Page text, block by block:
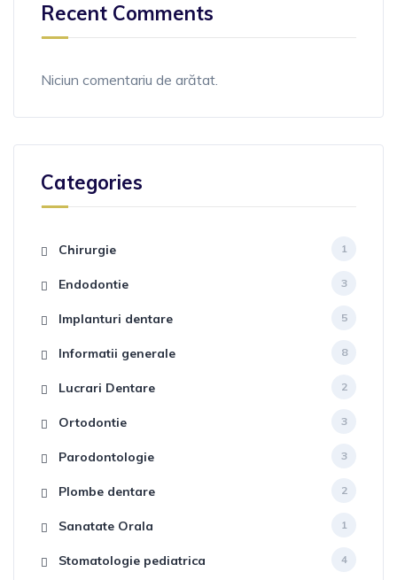
Recent Comments
Niciun comentariu de arătat.
Categories
Chirurgie 1
Endodontie 3
Implanturi dentare 5
Informatii generale 8
Lucrari Dentare 2
Ortodontie 3
Parodontologie 3
Plombe dentare 2
Sanatate Orala 1
Stomatologie pediatrica 4